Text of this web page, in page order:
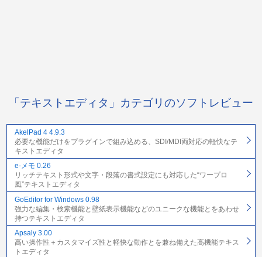
「テキストエディタ」カテゴリのソフトレビュー
AkelPad 4 4.9.3
必要な機能だけをプラグインで組み込める、SDI/MDI両対応の軽快なテ
キストエディタ
e-メモ 0.26
リッチテキスト形式や文字・段落の書式設定にも対応した“ワープロ
風”テキストエディタ
GoEditor for Windows 0.98
強力な編集・検索機能と壁紙表示機能などのユニークな機能とをあわせ
持つテキストエディタ
Apsaly 3.00
高い操作性＋カスタマイズ性と軽快な動作とを兼ね備えた高機能テキス
トエディタ